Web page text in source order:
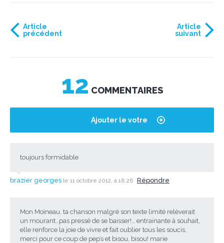
Article
précédent
Article
suivant
Ajouter le votre
12 COMMENTAIRES
toujours formidable
brazier georges le 11 octobre 2012, à 18:26 Répondre
Mon Moineau, ta chanson malgré son texte limité relèverait
un mourant…pas pressé de se baisser!… entrainante à souhait,
elle renforce la joie de vivre et fait oublier tous les soucis,
merci pour ce coup de pep’s et bisou, bisou! marie